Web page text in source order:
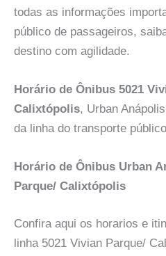
todas as informações
público de passageiros,
destino com agilidade.
Horário de Ônibus 5021
Calixtópolis, Urban
da linha do transporte
Horário de Ônibus Urban
Parque/ Calixtópolis
Confira aqui os horarios e
linha 5021 Vivian Parque/